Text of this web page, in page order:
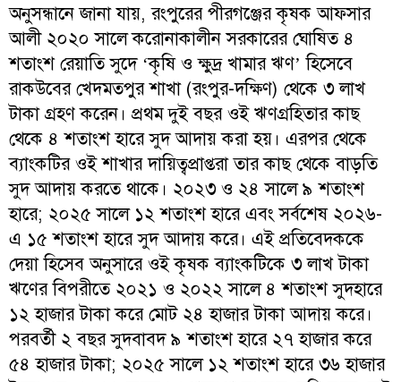
অনুসন্ধানে জানা যায়, রংপুরের পীরগঞ্জের কৃষক আফসার
আলী ২০২০ সালে করোনাকালীন সরকারের ঘোষিত ৪
শতাংশ রেয়াতি সুদে ‘কৃষি ও ক্ষুদ্র খামার ঋণ’ হিসেবে
রাকউবের খেদমতপুর শাখা (রংপুর-দক্ষিণ) থেকে ৩ লাখ
টাকা গ্রহণ করেন। প্রথম দুই বছর ওই ঋণগ্রহিতার কাছ
থেকে ৪ শতাংশ হারে সুদ আদায় করা হয়। এরপর থেকে
ব্যাংকটির ওই শাখার দায়িত্বপ্রাপ্তরা তার কাছ থেকে বাড়তি
সুদ আদায় করতে থাকে। ২০২৩ ও ২৪ সালে ৯ শতাংশ
হারে; ২০২৫ সালে ১২ শতাংশ হারে এবং সর্বশেষ ২০২৬-
এ ১৫ শতাংশ হারে সুদ আদায় করে। এই প্রতিবেদককে
দেয়া হিসেব অনুসারে ওই কৃষক ব্যাংকটিকে ৩ লাখ টাকা
ঋণের বিপরীতে ২০২১ ও ২০২২ সালে ৪ শতাংশ সুদহারে
১২ হাজার টাকা করে মোট ২৪ হাজার টাকা আদায় করে।
পরবর্তী ২ বছর সুদবাবদ ৯ শতাংশ হারে ২৭ হাজার করে
৫৪ হাজার টাকা; ২০২৫ সালে ১২ শতাংশ হারে ৩৬ হাজার